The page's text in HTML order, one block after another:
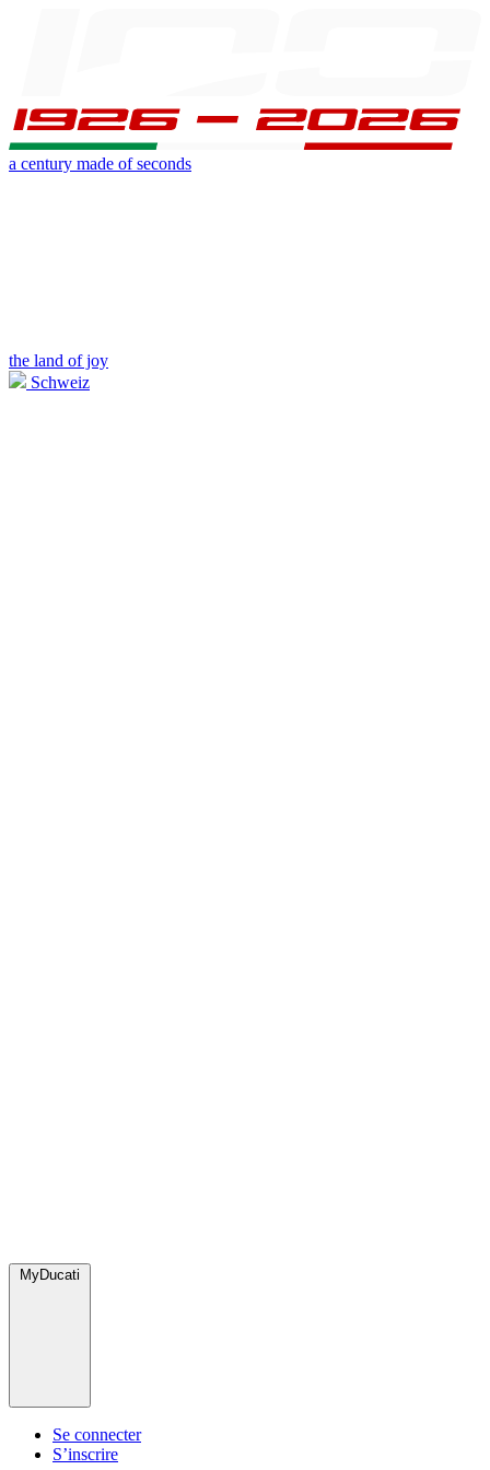
a century made of seconds
the land of joy
Schweiz
MyDucati
Se connecter
S’inscrire